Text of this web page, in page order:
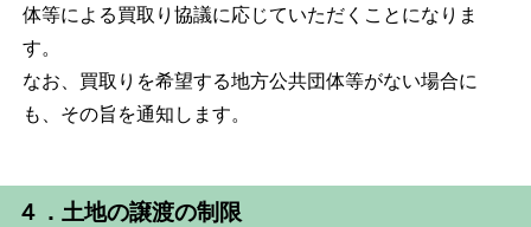
体等による買取り協議に応じていただくことになりま
す。
なお、買取りを希望する地方公共団体等がない場合に
も、その旨を通知します。
４．土地の譲渡の制限